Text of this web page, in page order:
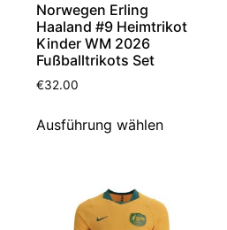
Norwegen Erling
Haaland #9 Heimtrikot
Kinder WM 2026
Fußballtrikots Set
€32.00
Ausführung wählen